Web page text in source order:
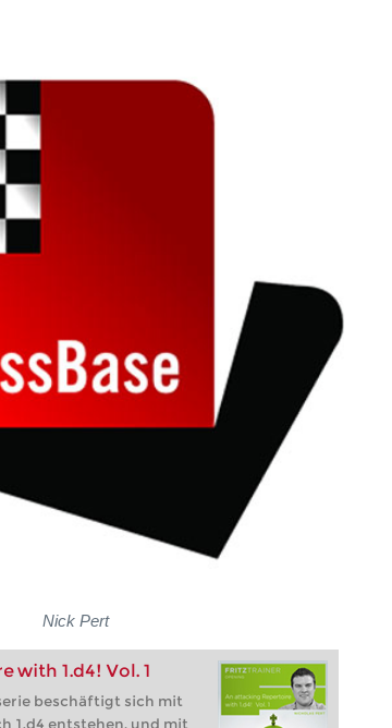
Nick Pert
with 1.d4! Vol. 1
beschäftigt sich mit
1.d4 entstehen, und mit